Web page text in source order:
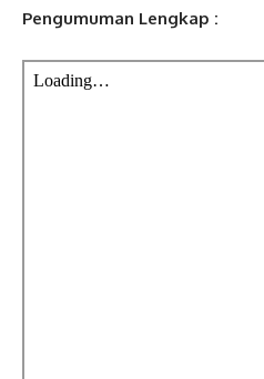
Pengumuman Lengkap :